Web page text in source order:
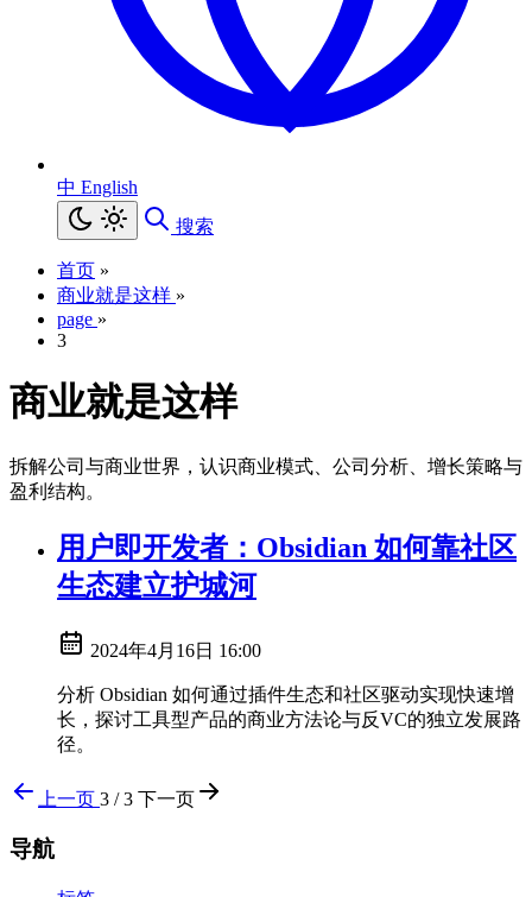
中 English
搜索
首页 »
商业就是这样 »
page »
3
商业就是这样
拆解公司与商业世界，认识商业模式、公司分析、增长策略与
盈利结构。
用户即开发者：Obsidian 如何靠社区
生态建立护城河
2024年4月16日 16:00
分析 Obsidian 如何通过插件生态和社区驱动实现快速增
长，探讨工具型产品的商业方法论与反VC的独立发展路
径。
上一页 3 / 3 下一页
导航